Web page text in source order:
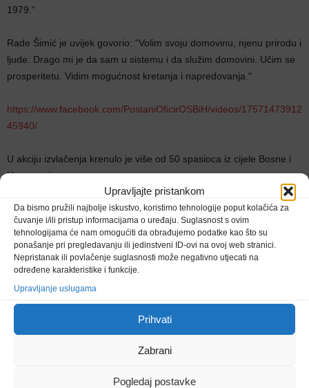
Upravljajte pristankom
Da bismo pružili najbolje iskustvo, koristimo tehnologije poput kolačića za
čuvanje i/ili pristup informacijama o uređaju. Suglasnost s ovim
tehnologijama će nam omogućiti da obrađujemo podatke kao što su
ponašanje pri pregledavanju ili jedinstveni ID-ovi na ovoj web stranici.
Nepristanak ili povlačenje suglasnosti može negativno utjecati na
određene karakteristike i funkcije.
Upravljanje uslugama
Prihvati
Zabrani
Pogledaj postavke
1979.“
Rade Šimić je uvijek govorio: “Volim svoju domovinu, njenu prirodu i
ljude. Drago mi je da sam u sistemu i da služim domovini. Učim se
prosperitetu. Vidim mogućnost kretanja i napredovanja.“
https://www.facebook.com/PostaniOficirOSBiH/videos/17571473912
45940/
U akciju izvlačenja krenulo je više od 50 spasioca iz cijele Bosne i
Herceogvine.
Rade Šimić je završio Ekonomski fakultet u Tuzli s najboljim
prosjekom, a nakon završenih studija posvetio se radu u Oružanim
snagama BiH, gdje je radio kao kontrolor i časnik za materijalno
financ ijske poslove. Tijekom jednogodišnje Osnovne vojne
naobrazbee napisao je knjigu o svom putovanju kroz Južnu
Ameriku. Bio je zaljubljenik u putovanja i uživao je boraveći u
prirodi, a planinarenje je bilo njegova najveća ljubav.